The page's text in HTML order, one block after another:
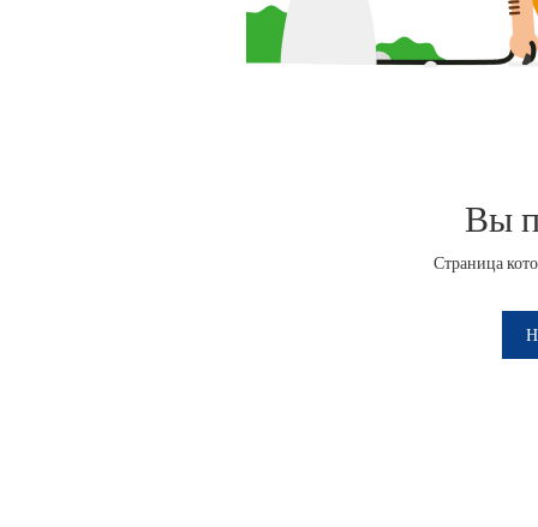
Вы
Страница